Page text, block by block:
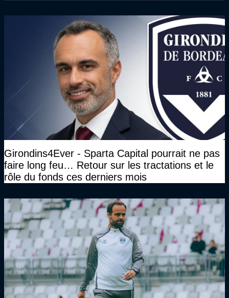
Girondins4Ever - Sparta Capital pourrait ne pas
faire long feu… Retour sur les tractations et le
rôle du fonds ces derniers mois